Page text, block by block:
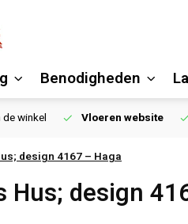
Benodigheden
winkel Vloeren website
design 4167 – Haga
Hus; design